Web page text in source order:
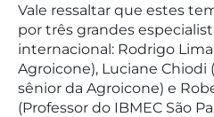
Vale ressaltar que estes
por três grandes
internacional: Rodrigo
Agroicone), Luciane Chiodi
sênior da Agroicone) e
(Professor do IBMEC São